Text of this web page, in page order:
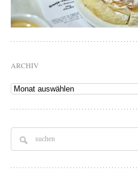
ARCHIV
Archiv